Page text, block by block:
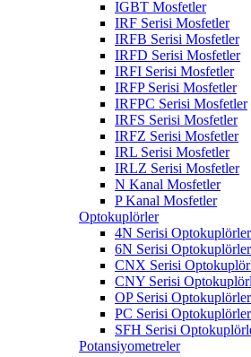
IGBT Mosfetler
IRF Serisi Mosfetler
IRFB Serisi Mosfetler
IRFD Serisi Mosfetler
IRFI Serisi Mosfetler
IRFP Serisi Mosfetler
IRFPC Serisi Mosfetler
IRFS Serisi Mosfetler
IRFZ Serisi Mosfetler
IRL Serisi Mosfetler
IRLZ Serisi Mosfetler
N Kanal Mosfetler
P Kanal Mosfetler
Optokuplörler
4N Serisi Optokuplörler
6N Serisi Optokuplörler
CNX Serisi
CNY Serisi
OP Serisi Optokuplörler
PC Serisi Optokuplörler
SFH Serisi
Potansiyometreler